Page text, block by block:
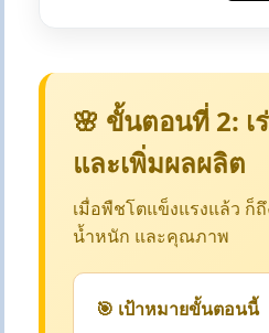
🌸 ขั้นตอนที่ 2: เ
และเพิ่มผลผลิต
เมื่อพืชโตแข็งแรงแล้ว ก็
น้ำหนัก และคุณภาพ
🎯 เป้าหมายขั้นตอนนี้